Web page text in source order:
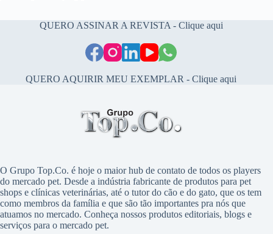
QUERO ASSINAR A REVISTA - Clique aqui
QUERO AQUIRIR MEU EXEMPLAR - Clique aqui
O Grupo Top.Co. é hoje o maior hub de contato de todos os players
do mercado pet. Desde a indústria fabricante de produtos para pet
shops e clínicas veterinárias, até o tutor do cão e do gato, que os tem
como membros da família e que são tão importantes pra nós que
atuamos no mercado. Conheça nossos produtos editoriais, blogs e
serviços para o mercado pet.